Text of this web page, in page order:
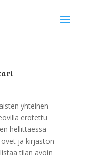
yhteinen
erotettu
hellittäessä
ja kirjaston
tilan avoin